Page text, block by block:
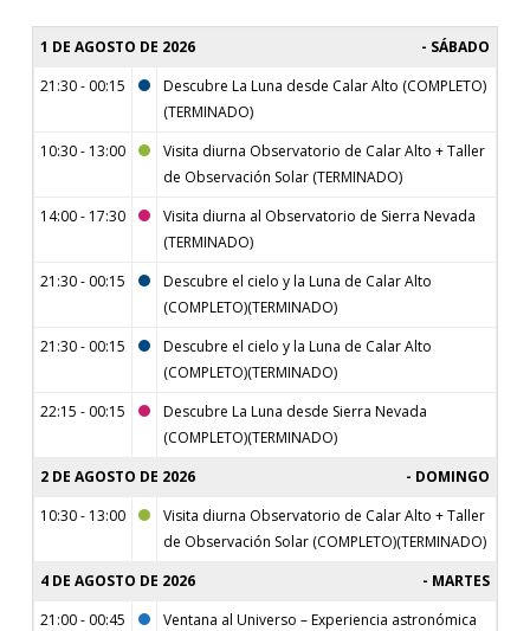
1 DE AGOSTO DE 2026
SÁBADO
21:30 - 00:15
Descubre La Luna desde Calar Alto (COMPLETO)
(TERMINADO)
10:30 - 13:00
Visita diurna Observatorio de Calar Alto + Taller
de Observación Solar (TERMINADO)
14:00 - 17:30
Visita diurna al Observatorio de Sierra Nevada
(TERMINADO)
21:30 - 00:15
Descubre el cielo y la Luna de Calar Alto
(COMPLETO)(TERMINADO)
21:30 - 00:15
Descubre el cielo y la Luna de Calar Alto
(COMPLETO)(TERMINADO)
22:15 - 00:15
Descubre La Luna desde Sierra Nevada
(COMPLETO)(TERMINADO)
2 DE AGOSTO DE 2026
DOMINGO
10:30 - 13:00
Visita diurna Observatorio de Calar Alto + Taller
de Observación Solar (COMPLETO)(TERMINADO)
4 DE AGOSTO DE 2026
MARTES
21:00 - 00:45
Ventana al Universo – Experiencia astronómica